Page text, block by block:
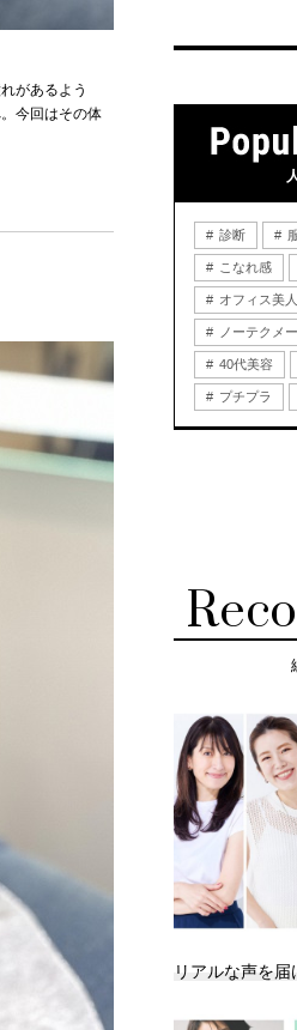
があるよう
今回はその体
診断
こなれ感
オフィス美
ノーテクメ
40代美容
プチプラ
リアルな声を